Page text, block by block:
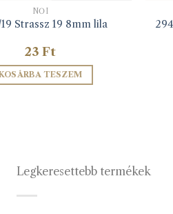
NŐI
Strassz 19 8mm lila
23 Ft
TESZEM
Legkeresettebb termékek